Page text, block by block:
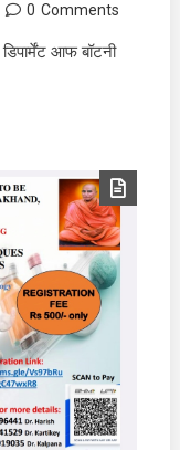
0 Comments
आफ बॉटनी